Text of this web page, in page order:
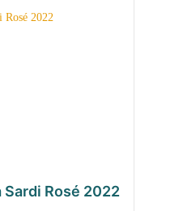
Rosé 2022